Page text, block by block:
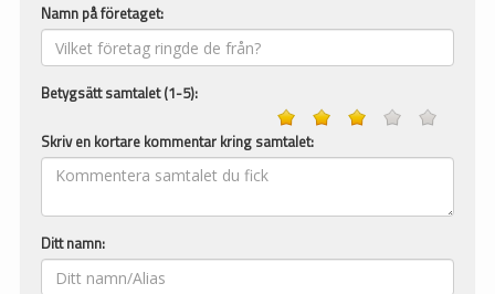
Namn på företaget:
Betygsätt samtalet (1-5):
Skriv en kortare kommentar kring samtalet:
Ditt namn: